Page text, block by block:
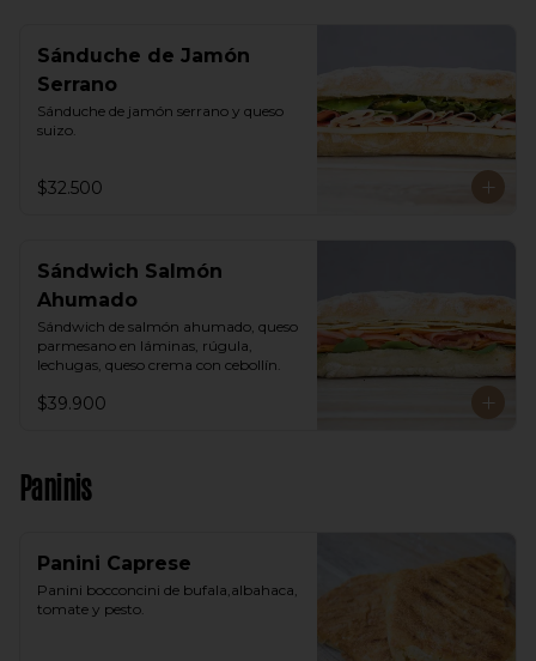
Sánduche de Jamón
Serrano
Sánduche de jamón serrano y queso
suizo.
$32.500
Sándwich Salmón
Ahumado
Sándwich de salmón ahumado, queso
parmesano en láminas, rúgula,
lechugas, queso crema con cebollín.
$39.900
Paninis
Panini Caprese
Panini bocconcini de bufala,albahaca,
tomate y pesto.